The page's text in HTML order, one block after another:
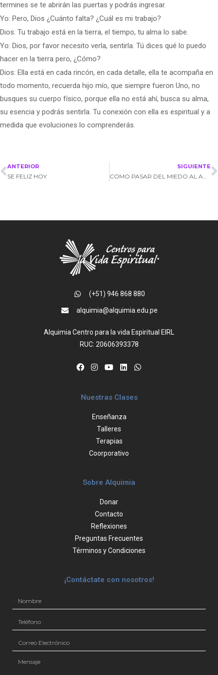
termines se te abrirán las puertas y podrás ingresar.
Yo: Pero, Dios ¿Cuánto falta? ¿Cuál es mi trabajo?
Dios: Tu trabajo está en la tierra, el tiempo, tu alma lo sabe.
Yo: Dios, por favor necesito verla, sentirla. Tú dices qué lo puedo
hacer en la tierra pero, ¿Cómo?
Dios: Ella está en cada rincón, en cada detalle, ella te acompaña en
todo momento, recuerda hijo mío, que siempre fueron Uno, no
busques su cuerpo físico, porque ella no está ahí, busca su alma,
su esencia y podrás sentirla. Tu conexión con ella es espiritual y a
medida que evoluciones lo comprenderás.
ANTERIOR
SE FELIZ HOY
SIGUIENTE
COMO PASAR DEL MIEDO AL AMOR
(+51) 946 868 880
alquimia@alquimia.edu.pe
Alquimia Centro para la vida Espiritual EIRL
RUC: 20606393378
Nuestras Clases
Enseñanza
Talleres
Terapias
Coorporativo
Sobre Alquimia
Donar
Contacto
Reflexiones
Preguntas Frecuentes
Términos y Condiciones
¡Contáctate con nosotros!